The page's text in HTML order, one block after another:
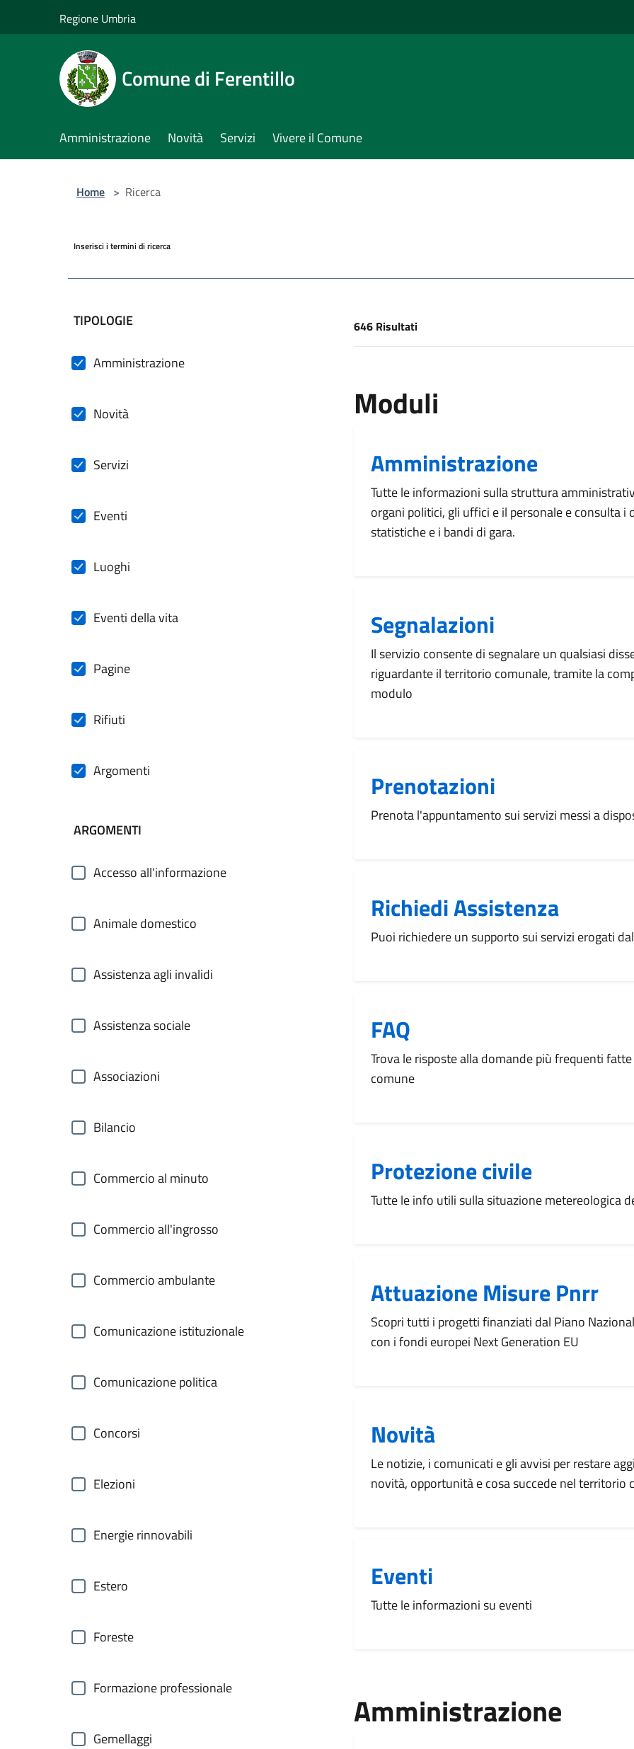
Regione Umbria
Comune di Ferentillo
Amministrazione Novità Servizi Vivere il Comune
Home > Ricerca
Inserisci i termini di ricerca
filtri da applicare
TIPOLOGIE
Amministrazione
Novità
Servizi
Eventi
Luoghi
Eventi della vita
Pagine
Rifiuti
Argomenti
ARGOMENTI
Accesso all'informazione
Animale domestico
Assistenza agli invalidi
Assistenza sociale
Associazioni
Bilancio
Commercio al minuto
Commercio all'ingrosso
Commercio ambulante
Comunicazione istituzionale
Comunicazione politica
Concorsi
Elezioni
Energie rinnovabili
Estero
Foreste
Formazione professionale
Gemellaggi
[results] Risultati
646 Risultati
Moduli
Amministrazione
Tutte le informazioni sulla struttura
organi politici, gli uffici e il personale e consulta i
statistiche e i bandi di gara.
Segnalazioni
Il servizio consente di segnalare un qualsiasi
riguardante il territorio comunale, tramite la
modulo
Prenotazioni
Prenota l'appuntamento sui servizi messi a
Richiedi Assistenza
Puoi richiedere un supporto sui servizi erogati
FAQ
Trova le risposte alla domande più frequenti
comune
Protezione civile
Tutte le info utili sulla situazione metereologica
Attuazione Misure Pnrr
Scopri tutti i progetti finanziati dal Piano
con i fondi europei Next Generation EU
Novità
Le notizie, i comunicati e gli avvisi per restare
novità, opportunità e cosa succede nel territorio
Eventi
Tutte le informazioni su eventi
Amministrazione